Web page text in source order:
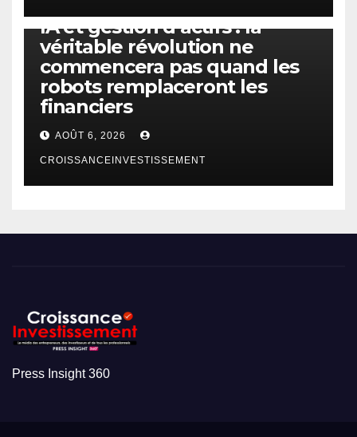
IA et gestion d’actifs : la
véritable révolution ne
commencera pas quand les
robots remplaceront les
financiers
AOÛT 6, 2026
CROISSANCEINVESTISSEMENT
Press Insight 360